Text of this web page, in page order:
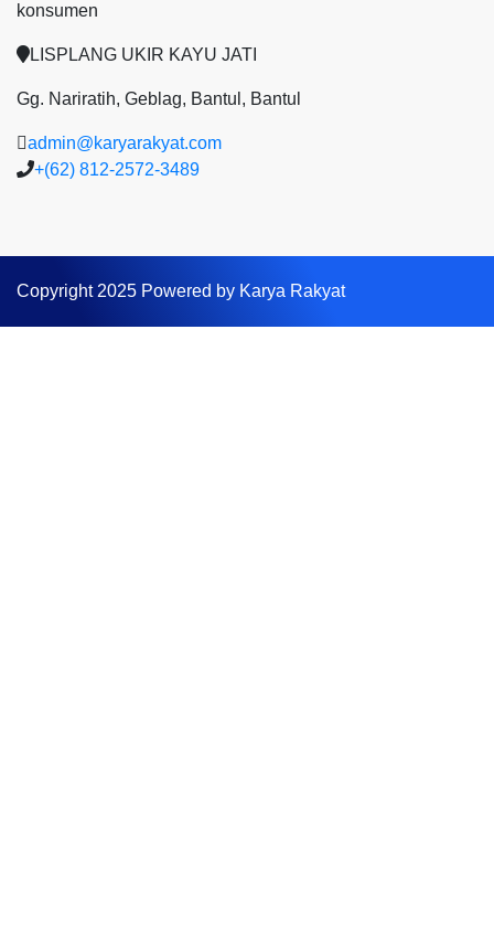
konsumen
LISPLANG UKIR KAYU JATI
Gg. Nariratih, Geblag, Bantul, Bantul
admin@karyarakyat.com
+(62) 812-2572-3489
Copyright 2025 Powered by Karya Rakyat